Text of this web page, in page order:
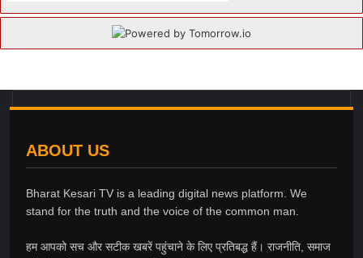
ABOUT US
Bharat Kesari TV is a leading digital news platform. We
stand for the truth and the voice of the common man.
हम आपको सच और सटीक खबरें पहुंचाने के लिए प्रतिबद्ध हैं। राजनीति, समाज